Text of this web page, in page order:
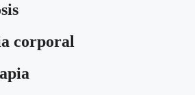
corporal